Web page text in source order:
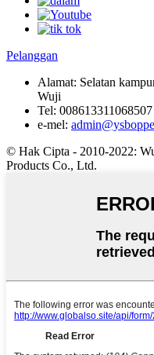
Pelanggan
Alamat: Selatan
Wuji
Tel: 008613311068507
e-mel:
© Hak Cipta - 2010-2022:
Products Co., Ltd.